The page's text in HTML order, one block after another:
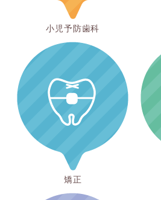
小児予防歯科
矯正